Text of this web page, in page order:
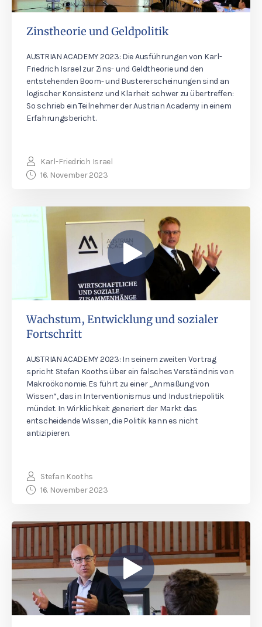
Zinstheorie und Geldpolitik
AUSTRIAN ACADEMY 2023: Die Ausführungen von Karl-
Friedrich Israel zur Zins- und Geldtheorie und den
entstehenden Boom- und Bustererscheinungen sind an
logischer Konsistenz und Klarheit schwer zu übertreffen:
So schrieb ein Teilnehmer der Austrian Academy in einem
Erfahrungsbericht.
Karl-Friedrich Israel
16. November 2023
Wachstum, Entwicklung und sozialer
Fortschritt
AUSTRIAN ACADEMY 2023: In seinem zweiten Vortrag
spricht Stefan Kooths über ein falsches Verständnis von
Makroökonomie. Es führt zu einer „Anmaßung von
Wissen“, das in Interventionismus und Industriepolitik
mündet. In Wirklichkeit generiert der Markt das
entscheidende Wissen, die Politik kann es nicht
antizipieren.
Stefan Kooths
16. November 2023